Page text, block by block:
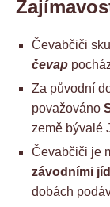
Čevabčiči
čevap
Za původní
považováno
země bývalé
Čevabčiči je
závodními
dobách